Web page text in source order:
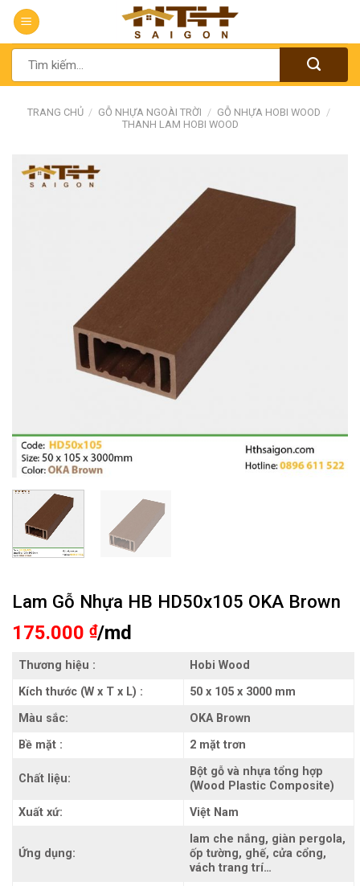
Chuyển
đến
nộiTìm
kiếm:
TRANG CHỦ / GỖ NHỰA NGOÀI TRỜI / GỖ NHỰA HOBI WOOD /
THANH LAM HOBI WOOD
Lam Gỗ Nhựa HB HD50x105 OKA Brown
175.000 ₫/md
Thương hiệu :
Hobi Wood
Kích thước (W x T x L) :
50 x 105 x 3000 mm
Màu sắc:
OKA Brown
Bề mặt :
2 mặt trơn
Chất liệu:
Bột gỗ và nhựa tổng hợp
(Wood Plastic Composite)
Xuất xứ:
Việt Nam
Ứng dụng:
lam che nắng, giàn pergola,
ốp tường, ghế, cửa cổng,
vách trang trí…